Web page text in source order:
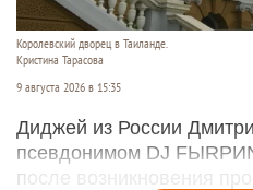
Королевский дворец в Таиланде.
Кристина Тарасова
9 августа 2026 в 15:35
Диджей из России
псевдонимом DJ
после возникновения